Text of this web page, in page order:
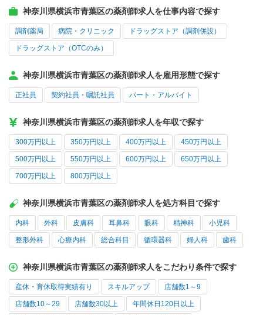
神奈川県横浜市青葉区の薬剤師求人を仕事内容で探す
調剤薬局 病院・クリニック ドラッグストア（調剤併設）
ドラッグストア（OTCのみ）
神奈川県横浜市青葉区の薬剤師求人を雇用形態で探す
正社員 契約社員・嘱託社員 パート・アルバイト
神奈川県横浜市青葉区の薬剤師求人を年収で探す
300万円以上 350万円以上 400万円以上 450万円以上
500万円以上 550万円以上 600万円以上 650万円以上
700万円以上 800万円以上
神奈川県横浜市青葉区の薬剤師求人を処方科目で探す
内科 外科 皮膚科 耳鼻科 眼科 精神科 小児科
整形外科 心療内科 総合科目 循環器科 婦人科 歯科
神奈川県横浜市青葉区の薬剤師求人をこだわり条件で探す
産休・育休取得実績有り スキルアップ 店舗数1～9
店舗数10～29 店舗数30以上 年間休日120日以上